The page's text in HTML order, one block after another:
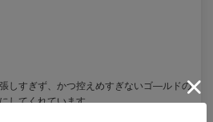
しすぎず、かつ控えめすぎないゴ―ルドの
してくれています。